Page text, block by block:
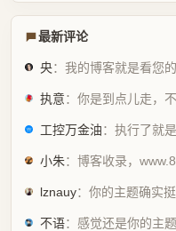
最新评论
央：我的博客就是看您的主题魔改
执意：你是到点儿走，
工控万金油：执行了就是强。但
小朱：博客收录，
lznauy：你的主题确实挺精致的，一
不语：感觉还是你的主